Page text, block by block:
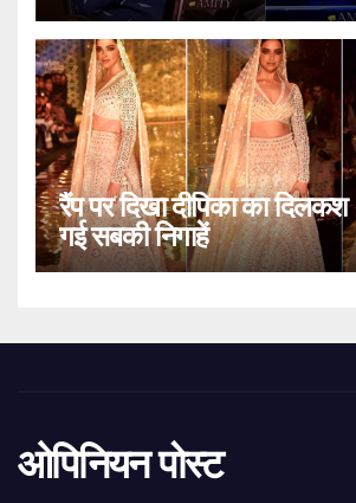
रैंप पर दिखा दीपिका का
गई सबकी निगाहें
ओपिनियन पोस्ट